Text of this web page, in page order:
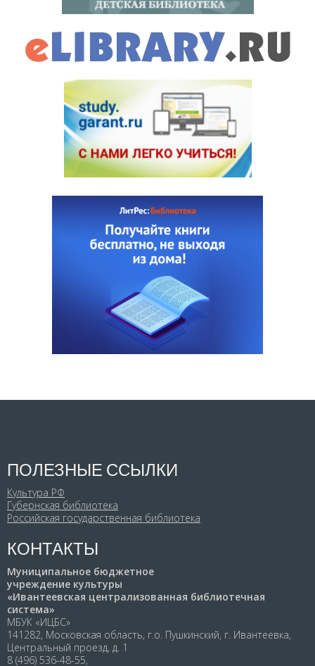
ПОЛЕЗНЫЕ ССЫЛКИ
Культура РФ
Губернская библиотека
Российская государственная библиотека
КОНТАКТЫ
Муниципальное бюджетное
учреждение культуры
«Ивантеевская централизованная библиотечная
система»
МБУК «ИЦБС»
141282, Московская область, г.о. Пушкинский, г. Ивантеевка,
Центральный проезд, д. 1
8 (496) 536-48-55,